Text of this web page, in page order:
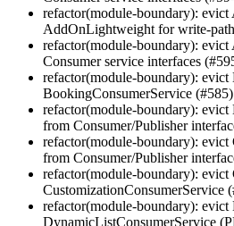
refactor(module-boundary):
AddOnLightweight for write-
refactor(module-boundary):
Consumer service interfaces
refactor(module-boundary):
BookingConsumerService (#585)
refactor(module-boundary):
from Consumer/Publisher
refactor(module-boundary):
from Consumer/Publisher
refactor(module-boundary):
CustomizationConsumerService
refactor(module-boundary):
DynamicListConsumerService